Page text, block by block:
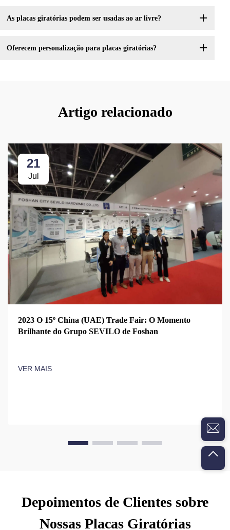
As placas giratórias podem ser usadas ao ar livre?
Oferecem personalização para placas giratórias?
Artigo relacionado
21
Jul
2023 O 15º China (UAE) Trade Fair: O Momento
Brilhante do Grupo SEVILO de Foshan
VER MAIS
Depoimentos de Clientes sobre
Nossas Placas Giratórias